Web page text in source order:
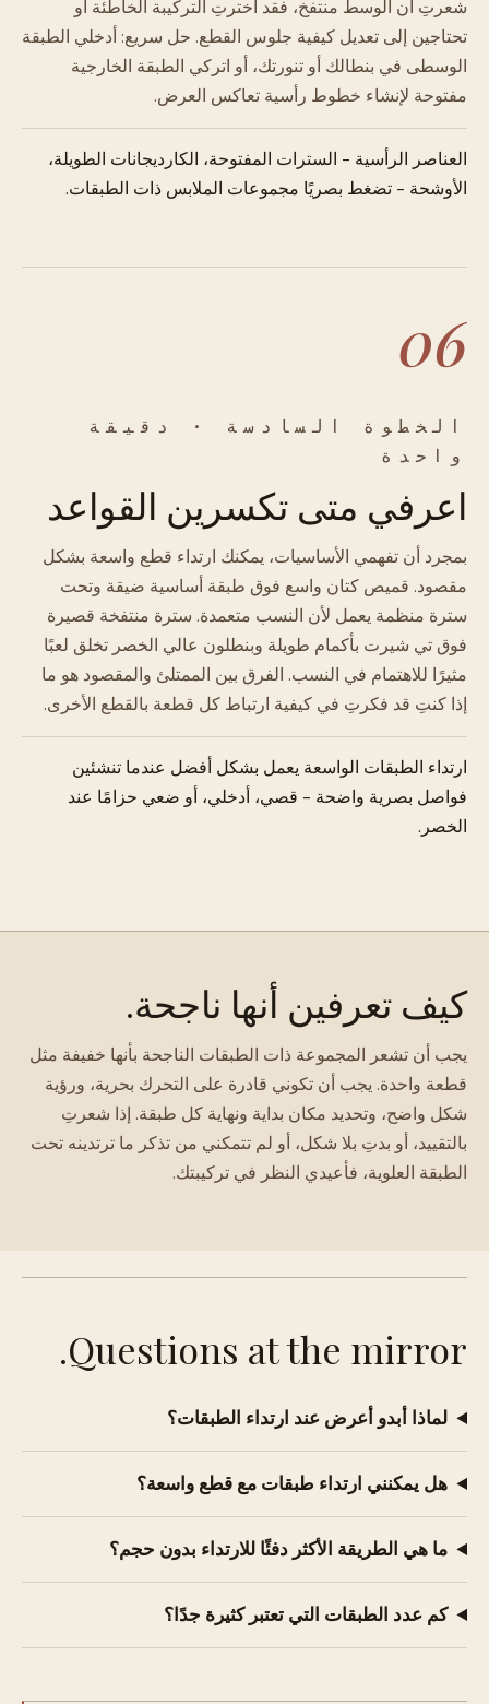
شعرتِ أن الوسط منتفخ، فقد اخترتِ التركيبة الخاطئة أو
تحتاجين إلى تعديل كيفية جلوس القطع. حل سريع: أدخلي الطبقة
الوسطى في بنطالك أو تنورتك، أو اتركي الطبقة الخارجية
مفتوحة لإنشاء خطوط رأسية تعاكس العرض.
العناصر الرأسية - السترات المفتوحة، الكارديجانات الطويلة،
الأوشحة - تضغط بصريًا مجموعات الملابس ذات الطبقات.
06
الخطوة السادسة · دقيقة
واحدة
اعرفي متى تكسرين القواعد
بمجرد أن تفهمي الأساسيات، يمكنك ارتداء قطع واسعة بشكل
مقصود. قميص كتان واسع فوق طبقة أساسية ضيقة وتحت
سترة منظمة يعمل لأن النسب متعمدة. سترة منتفخة قصيرة
فوق تي شيرت بأكمام طويلة وبنطلون عالي الخصر تخلق لعبًا
مثيرًا للاهتمام في النسب. الفرق بين الممتلئ والمقصود هو ما
إذا كنتِ قد فكرتِ في كيفية ارتباط كل قطعة بالقطع الأخرى.
ارتداء الطبقات الواسعة يعمل بشكل أفضل عندما تنشئين
فواصل بصرية واضحة - قصي، أدخلي، أو ضعي حزامًا عند
الخصر.
كيف تعرفين أنها ناجحة.
يجب أن تشعر المجموعة ذات الطبقات الناجحة بأنها خفيفة مثل
قطعة واحدة. يجب أن تكوني قادرة على التحرك بحرية، ورؤية
شكل واضح، وتحديد مكان بداية ونهاية كل طبقة. إذا شعرتِ
بالتقييد، أو بدتِ بلا شكل، أو لم تتمكني من تذكر ما ترتدينه تحت
الطبقة العلوية، فأعيدي النظر في تركيبتك.
Questions at the mirror.
لماذا أبدو أعرض عند ارتداء الطبقات؟
هل يمكنني ارتداء طبقات مع قطع واسعة؟
ما هي الطريقة الأكثر دفئًا للارتداء بدون حجم؟
كم عدد الطبقات التي تعتبر كثيرة جدًا؟